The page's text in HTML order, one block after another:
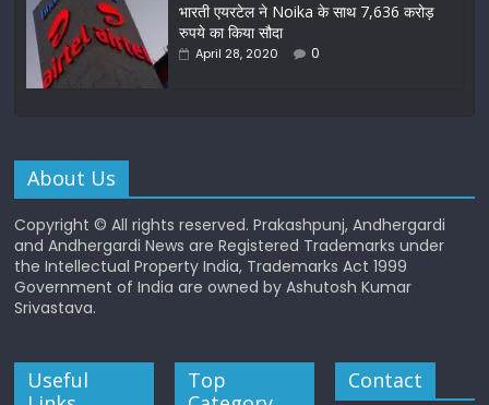
भारती एयरटेल ने Noika के साथ 7,636 करोड़
रुपये का किया सौदा
April 28, 2020 0
About Us
Copyright © All rights reserved. Prakashpunj, Andhergardi
and Andhergardi News are Registered Trademarks under
the Intellectual Property India, Trademarks Act 1999
Government of India are owned by Ashutosh Kumar
Srivastava.
Useful
Top
Contact